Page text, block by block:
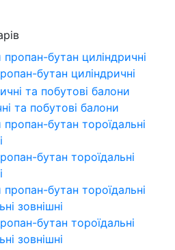
бутан циліндричні
та побутові балони
бутан тороїдальні
бутан тороїдальні
зовнішні